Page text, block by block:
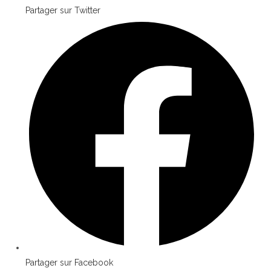
Partager sur Twitter
Partager sur Facebook